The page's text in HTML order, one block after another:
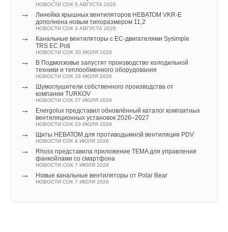
НОВОСТИ СОК 5 АВГУСТА 2026
→
Линейка крышных вентиляторов НЕВАТОМ VKR-E
дополнена новым типоразмером 11,2
НОВОСТИ СОК 3 АВГУСТА 2026
→
Канальные вентиляторы с ЕС-двигателями Sysimple
TRS EC Poti
НОВОСТИ СОК 30 ИЮЛЯ 2026
→
В Подмосковье запустят производство холодильной
техники и теплообменного оборудования
НОВОСТИ СОК 28 ИЮЛЯ 2026
→
Шумоглушители собственного производства от
компании TURKOV
НОВОСТИ СОК 27 ИЮЛЯ 2026
→
Energolux представил обновлённый каталог компактных
вентиляционных установок 2026–2027
НОВОСТИ СОК 23 ИЮЛЯ 2026
→ Щиты НЕВАТОМ для противодымной вентиляции PDV
НОВОСТИ СОК 8 ИЮЛЯ 2026
→
Rhoss представила приложение TEMA для управления
фанкойлами со смартфона
НОВОСТИ СОК 7 ИЮЛЯ 2026
→ Новые канальные вентиляторы от Polar Bear
НОВОСТИ СОК 7 ИЮЛЯ 2026
Комментарии
В этой теме еще нет комментариев
Добавить комментарий
Ваше имя *
Ваш E-mail *
Текст комментария
НОВОСТИ СОК 18 МАЯ 2020
Первый этап локализации: GRUNDFOS открыл
лабораторию
НОВОСТИ СОК 23 МАРТА 2020
Уведомления отключены
Комментарии
В этой теме еще нет комментариев
Добавить комментарий